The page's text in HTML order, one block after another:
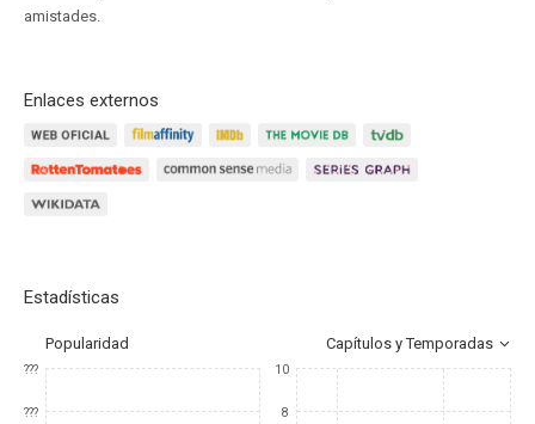
amistades.
Enlaces externos
Estadísticas
Popularidad Capítulos y Temporadas
???
???
10
8